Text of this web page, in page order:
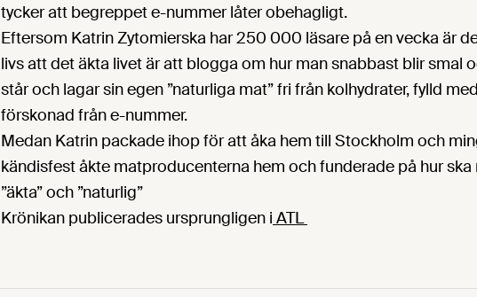
tycker att begreppet e-nummer låter obehagligt.
Eftersom Katrin Zytomierska har 250 000 läsare på en vecka är
livs att det äkta livet är att blogga om hur man snabbast blir smal
står och lagar sin egen ”naturliga mat” fri från kolhydrater, fylld
förskonad från e-nummer.
Medan Katrin packade ihop för att åka hem till Stockholm och
kändisfest åkte matproducenterna hem och funderade på hur ska
”äkta” och ”naturlig”
Krönikan publicerades ursprungligen i ATL